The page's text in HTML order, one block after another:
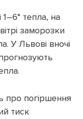
тепла, на
заморозки
У Львові вночі
про погіршення
тиск